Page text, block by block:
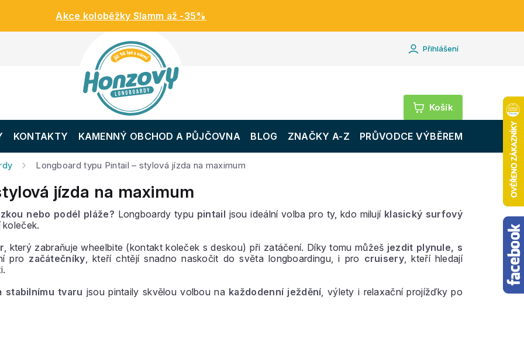
Akce koloběžky Slamm až -35%
Přihlášení
Nákupní
košík
KONTAKTY KAMENNÝ OBCHOD A PŮJČOVNA BLOG ZNAČKY A-Z PRŮVODCE VÝBĚREM
Longboard typu Pintail – stylová jízda na maximum
jízda na maximum
nebo podél pláže? Longboardy typu pintail jsou ideální volba pro ty, kdo milují klasický surfový
, který zabraňujewheelbite (kontakt koleček s deskou) při zatáčení. Díky tomu můžeš jezdit plynule, s
pro začátečníky, kteří chtějí snadno naskočit do světa longboardingu, i pro cruisery, kteří hledají
stabilnímu tvaru jsou pintaily skvělou volbou na každodenní ježdění, výlety i relaxační projížďky po